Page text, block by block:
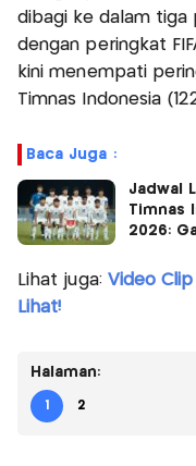
dibagi ke dalam
dengan peringkat
kini menempati
Timnas Indonesia
Baca Juga :
Jadwal
Timnas
2026:
Lihat juga: Video Clip
Lihat!
Halaman:
1 2